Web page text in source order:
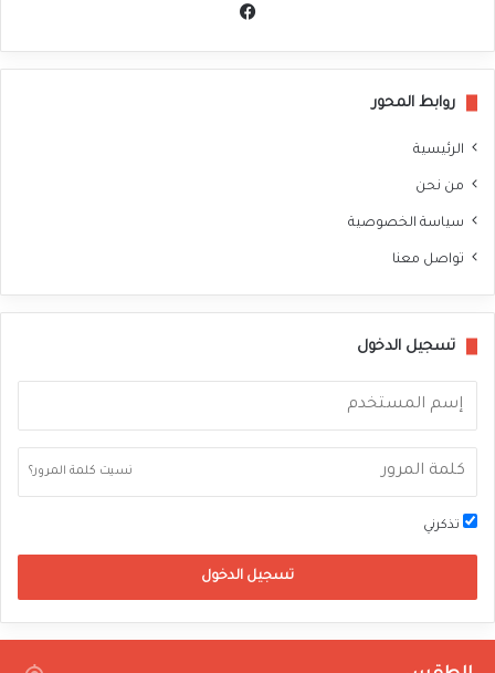
روابط المحور
الرئيسية
من نحن
سياسة الخصوصية
تواصل معنا
تسجيل الدخول
نسيت كلمة المرور؟
تذكرني
تسجيل الدخول